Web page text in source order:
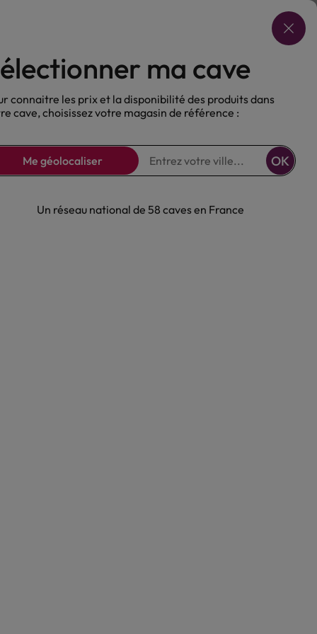
Choisir ma cave
Nos Bières Sans alcool
Château
fruité très pur avec des notes de
confits, léger boisé, réglisse. Vin
ma cave
connaitre les prix et la disponibilité des produits dans
cave, choisissez votre magasin de référence :
Me géolocaliser OK
Un réseau national de 58 caves en France